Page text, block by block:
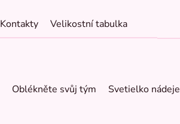
Kontakty Velikostní tabulka
Oblékněte svůj tým Svetielko nádeje